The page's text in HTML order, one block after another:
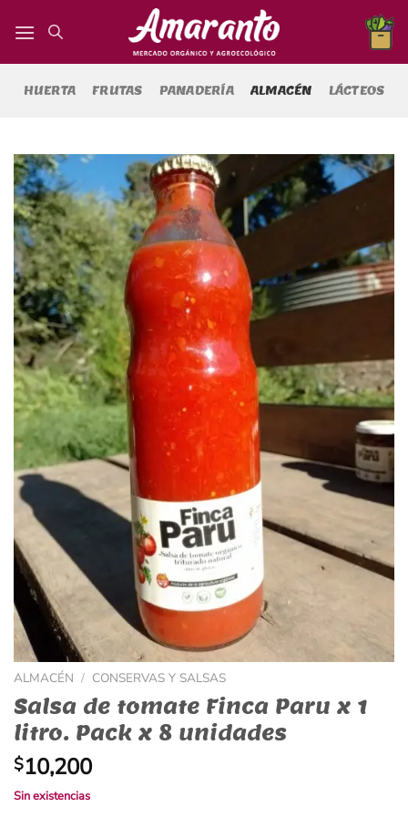
HUERTA FRUTAS PANADERÍA ALMACÉN LÁCTEOS
ALMACÉN / CONSERVAS Y SALSAS
Salsa de tomate Finca Paru x 1
litro. Pack x 8 unidades
$10,200
Sin existencias